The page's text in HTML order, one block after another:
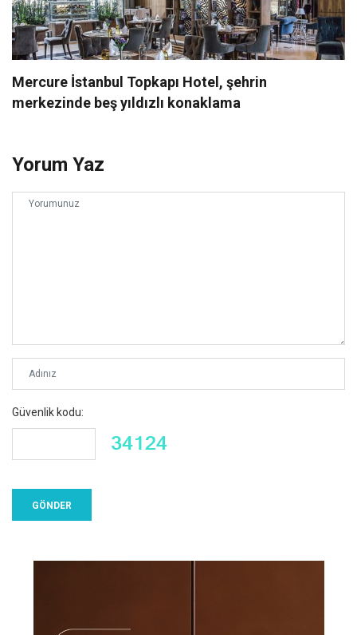
Mercure İstanbul Topkapı Hotel, şehrin
merkezinde beş yıldızlı konaklama
Yorum Yaz
Güvenlik kodu: